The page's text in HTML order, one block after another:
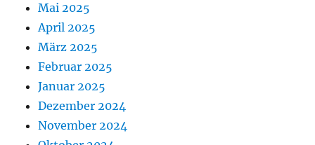
Mai 2025
April 2025
März 2025
Februar 2025
Januar 2025
Dezember 2024
November 2024